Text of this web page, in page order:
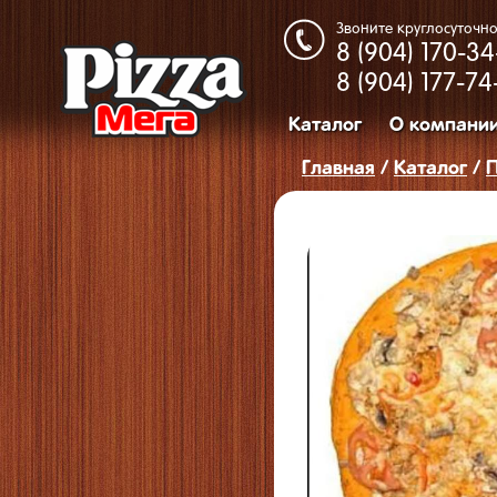
Звоните
8 (904) 170-
8 (904) 177-
Каталог О
Главная /Каталог/